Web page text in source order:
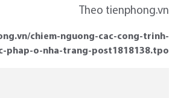
Theo tienphong.vn
chiem-nguong-cac-cong-trinh-
phap-o-nha-trang-post1818138.tpo